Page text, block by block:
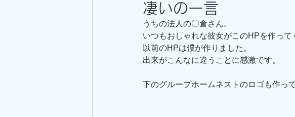
凄いの一言
うちの法人の〇倉さん。
いつもおしゃれな彼女がこのHPを作って
以前のHPは僕が作りました。
出来がこんなに違うことに感激です。
下のグループホームネストのロゴも作っ